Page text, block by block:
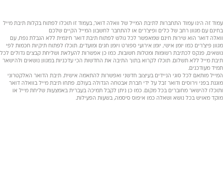
עמוד זה הינו עמוד התחברות לתיבת המייל של וואלה דואר, בעמוד זו תוכלו לפתוח בקלות תיבת מייל
בחינם עם מגוון רחב של כלים ופיצ'רים או להתחבר לחשבון המייל הקיים שלכם
וואלה דואר הוא שירות חינם שמאפשר לכל גולש לפתוח תיבת דואר חינמית ללא הגבלת נפח, עם
מגוון פיצ'רים כמו יומן אישי, יומן אירועי ספורט ויומן חגים ומועדים. תוכלו לפתוח תיקיות חכמות לפי
נושאים, פנקס לכתיבת רשומות ומטלות חשובות. כמו כן אפשרות להעלאת ושליחת קבצים גדולים לכל
תיבת מייל ללא תשלום. תוכלו לקרוא בתוך התיבה את החדשות הכי עדכניות במגוון נושאים ולהישאר
תמיד מעודכנים.
המייל מותאם לכל סוגי הניידים בעיצוב חדשני ואפשרות להתאמה אישית. תיבת הדואר האלקטרוני
מוגנת בפני וירוסים ודואר זבל על ידי חברת אבטחה הגדולה בעולם. פתחו תיבת מייל בוואלה דואר
ותוכלו להישאר מחוברים בכל מקום. כמו כן ניתן לקבל תמיכה בעברית באמצעות שליחת מייל או
מוקד מאויש בכל נושא ושאלה כמו איפוס סיסמה, בשעות הפעילות.